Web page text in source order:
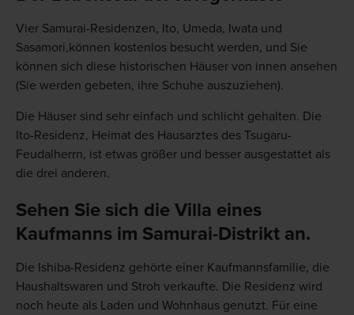
Vier Samurai-Residenzen, Ito, Umeda, Iwata und
Sasamori,können kostenlos besucht werden, und Sie
können sich diese historischen Häuser von innen ansehen
(Sie werden gebeten, ihre Schuhe auszuziehen).
Die Häuser sind sehr einfach und schlicht gehalten. Die
Ito-Residenz, Heimat des Hausarztes des Tsugaru-
Feudalherrn, ist etwas größer und besser ausgestattet als
die drei anderen.
Sehen Sie sich die Villa eines
Kaufmanns im Samurai-Distrikt an.
Die Ishiba-Residenz gehörte einer Kaufmannsfamilie, die
Haushaltswaren und Stroh verkaufte. Die Residenz wird
noch heute als Laden und Wohnhaus genutzt. Für eine